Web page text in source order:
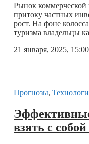
Рынок коммерческой
притоку частных
рост. На фоне
туризма владельцы
21 января, 2025, 15:00
Прогнозы,
взять с собой